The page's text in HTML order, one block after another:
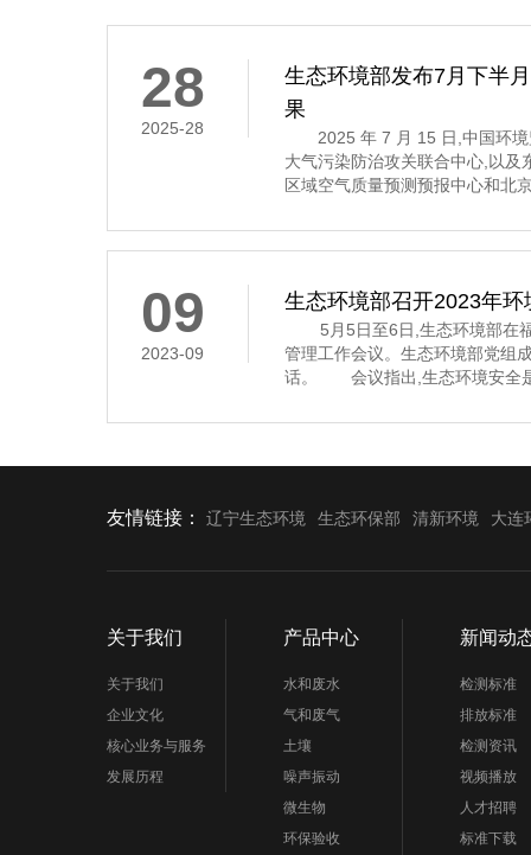
28
2025-28
生态环境部发布7月下半
果
2025 年 7 月 15 日,中国环境
大气污染防治攻关联合中心,以及
区域空气质量预测预报中心和北
示,7 月下半月全国大部分地区空
其中,京津冀及
09
2023-09
生态环境部召开2023年
5月5日至6日,生态环境部在福
管理工作会议。生态环境部党组
话。 会议指出,生态环境安全
安全,多次作出重要指示批示,为
近年来,全国环
友情链接： 辽宁生态环境 生态环保部 清新环境 大连
关于我们
关于我们
企业文化
核心业务与服务
发展历程
产品中心
水和废水
气和废气
土壤
噪声振动
微生物
环保验收
新闻动
检测标准
排放标准
检测资讯
视频播放
人才招聘
标准下载